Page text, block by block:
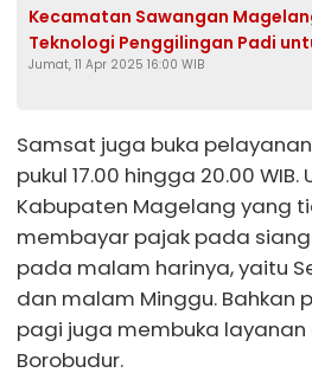
Kecamatan Sawangan
Teknologi Penggilingan Padi
Dapatkan Beras Premium
Jumat, 11 Apr 2025 16:00 WIB
Samsat juga buka
pukul 17.00 hingga 20.00
Kabupaten Magelang yang
membayar pajak pada
pada malam harinya, yaitu
dan malam Minggu. Bahkan
pagi juga membuka
Borobudur.